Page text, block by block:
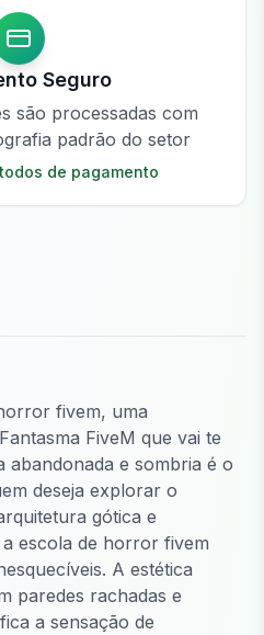
Seguro
são processadas com
padrão do setor
de pagamento
fivem, uma
FiveM que vai te
abandonada e sombria é o
deseja explorar o
gótica e
escola de horror fivem
A estética
paredes rachadas e
a sensação de